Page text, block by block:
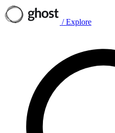
/ Explore